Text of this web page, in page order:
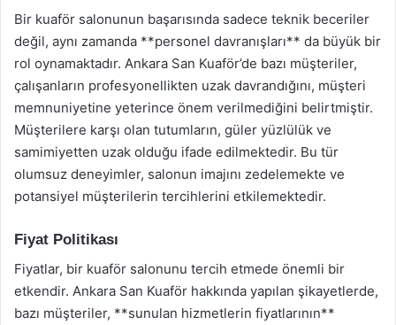
Bir kuaför salonunun başarısında sadece teknik beceriler
değil, aynı zamanda **personel davranışları** da büyük bir
rol oynamaktadır. Ankara San Kuaför’de bazı müşteriler,
çalışanların profesyonellikten uzak davrandığını, müşteri
memnuniyetine yeterince önem verilmediğini belirtmiştir.
Müşterilere karşı olan tutumların, güler yüzlülük ve
samimiyetten uzak olduğu ifade edilmektedir. Bu tür
olumsuz deneyimler, salonun imajını zedelemekte ve
potansiyel müşterilerin tercihlerini etkilemektedir.
Fiyat Politikası
Fiyatlar, bir kuaför salonunu tercih etmede önemli bir
etkendir. Ankara San Kuaför hakkında yapılan şikayetlerde,
bazı müşteriler, **sunulan hizmetlerin fiyatlarının**